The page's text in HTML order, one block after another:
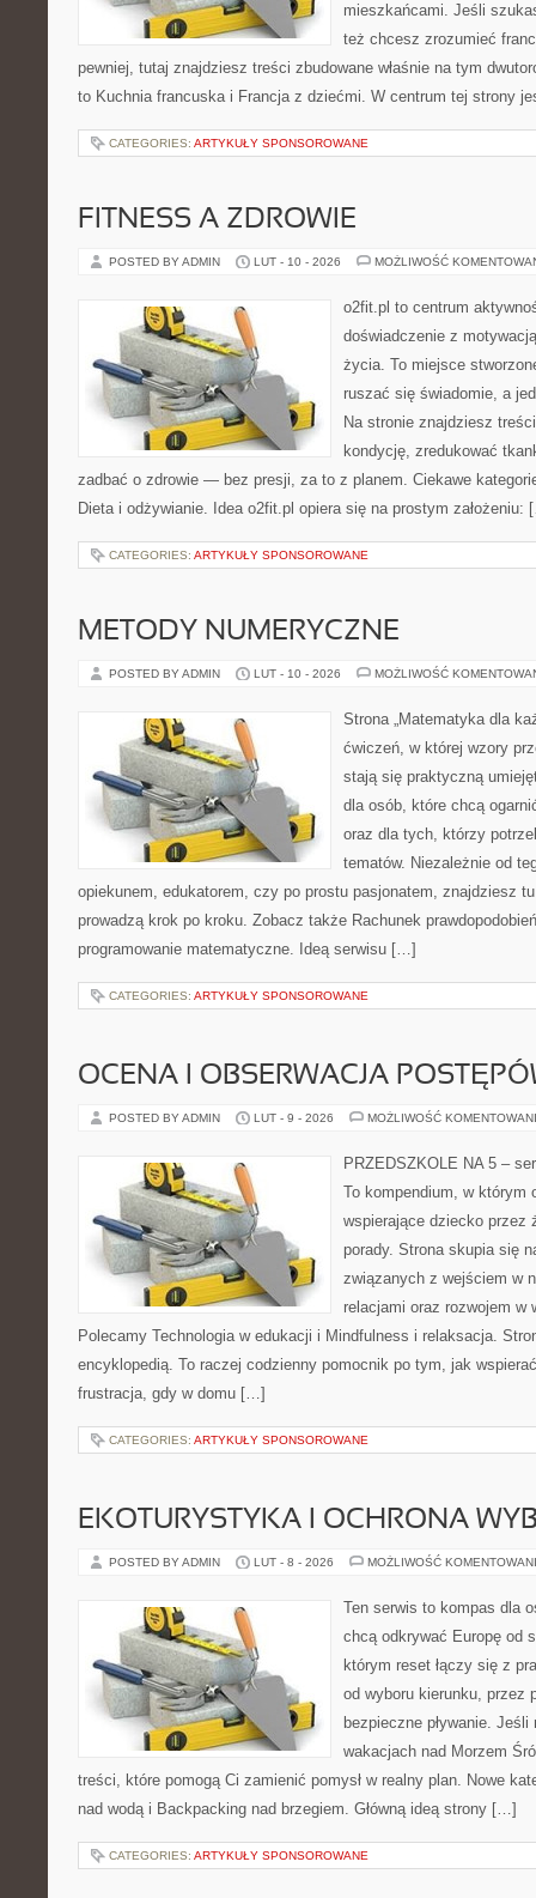
mieszkańcami. Jeśli
też chcesz zrozumieć
pewniej, tutaj znajdziesz treści zbudowane właśnie na tym
to Kuchnia francuska i Francja z dziećmi. W centrum tej strony
CATEGORIES: ARTYKUŁY SPONSOROWANE
FITNESS A ZDROWIE
POSTED BY ADMIN LUT - 10 - 2026 MOŻLIWOŚĆ
o2fit.pl to centrum
doświadczenie z
życia. To miejsce
ruszać się świadomie, a
Na stronie znajdziesz
kondycję, zredukować
zadbać o zdrowie — bez presji, za to z planem. Ciekawe
Dieta i odżywianie. Idea o2fit.pl opiera się na prostym założeniu:
CATEGORIES: ARTYKUŁY SPONSOROWANE
METODY NUMERYCZNE
POSTED BY ADMIN LUT - 10 - 2026 MOŻLIWOŚĆ
Strona „Matematyka dla
ćwiczeń, w której wzory
stają się praktyczną
dla osób, które chcą
oraz dla tych, którzy
tematów. Niezależnie od
opiekunem, edukatorem, czy po prostu pasjonatem, znajdziesz
prowadzą krok po kroku. Zobacz także Rachunek
programowanie matematyczne. Ideą serwisu […]
CATEGORIES: ARTYKUŁY SPONSOROWANE
OCENA I OBSERWACJA
POSTED BY ADMIN LUT - 9 - 2026 MOŻLIWOŚĆ
PRZEDSZKOLE NA 5 –
To kompendium, w którym
wspierające dziecko przez
porady. Strona skupia się
związanych z wejściem w
relacjami oraz rozwojem w
Polecamy Technologia w edukacji i Mindfulness i relaksacja.
encyklopedią. To raczej codzienny pomocnik po tym, jak
frustracja, gdy w domu […]
CATEGORIES: ARTYKUŁY SPONSOROWANE
EKOTURYSTYKA I OCHRONA
POSTED BY ADMIN LUT - 8 - 2026 MOŻLIWOŚĆ
Ten serwis to kompas dla
chcą odkrywać Europę od
którym reset łączy się z
od wyboru kierunku, przez
bezpieczne pływanie.
wakacjach nad Morzem
treści, które pomogą Ci zamienić pomysł w realny plan. Nowe
nad wodą i Backpacking nad brzegiem. Główną ideą strony […]
CATEGORIES: ARTYKUŁY SPONSOROWANE